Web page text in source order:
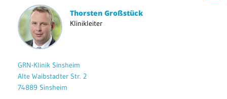
Thorsten Großstück
Klinikleiter
GRN-Klinik Sinsheim
Alte Waibstadter Str. 2
74889 Sinsheim